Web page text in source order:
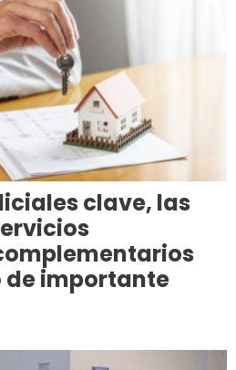
clave, las
de importante